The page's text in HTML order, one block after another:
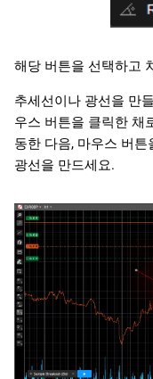
해당 버튼을 선택하고
추세선이나 광선을 만
우스 버튼을 클릭한 채
동한 다음, 마우스 버
광선을 만드세요.